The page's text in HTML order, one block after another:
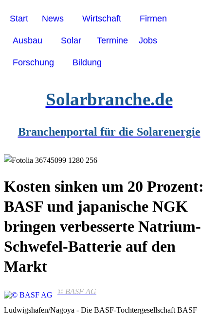
Start News Wirtschaft Firmen
Ausbau Solar Termine Jobs
Forschung Bildung
Solarbranche.de
Branchenportal für die Solarenergie
Kosten sinken um 20 Prozent:
BASF und japanische NGK
bringen verbesserte Natrium-
Schwefel-Batterie auf den
Markt
© BASF AG
Ludwigshafen/Nagoya - Die BASF-Tochtergesellschaft BASF